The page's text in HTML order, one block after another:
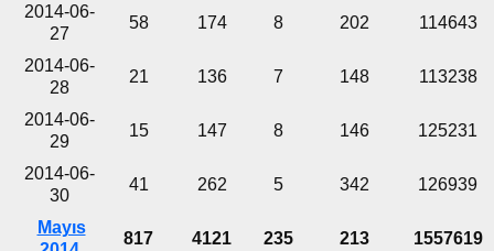
2014-06-
27
58 174 8 202 114643
2014-06-
28
21 136 7 148 113238
2014-06-
29
15 147 8 146 125231
2014-06-
30
41 262 5 342 126939
Mayıs
817 4121 235 213 1557619